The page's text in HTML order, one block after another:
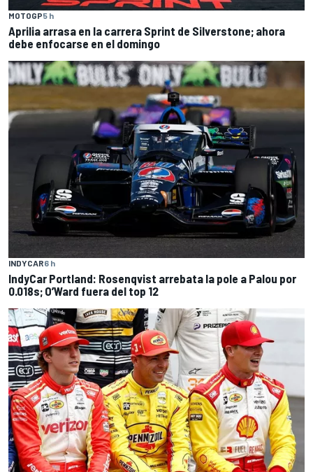
MOTOGP5 h
Aprilia arrasa en la carrera Sprint de Silverstone; ahora
debe enfocarse en el domingo
INDYCAR6 h
IndyCar Portland: Rosenqvist arrebata la pole a Palou por
0.018s; O’Ward fuera del top 12